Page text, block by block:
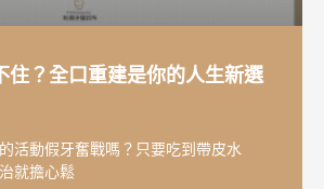
住？全口重建是你的人生新選
活動假牙奮戰嗎？只要吃到帶皮水
就擔心鬆